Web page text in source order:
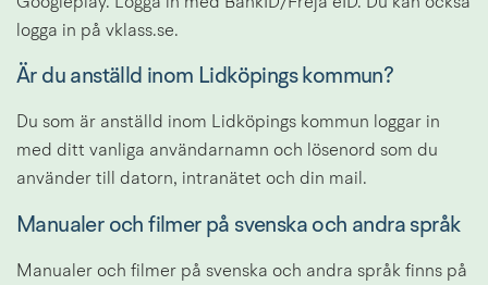
logga in på vklass.se.
Är du anställd inom Lidköpings kommun?
Du som är anställd inom Lidköpings kommun loggar in
med ditt vanliga användarnamn och lösenord som du
använder till datorn, intranätet och din mail.
Manualer och filmer på svenska och andra språk
Manualer och filmer på svenska och andra språk finns på